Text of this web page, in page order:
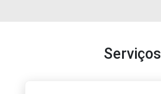
Serviços